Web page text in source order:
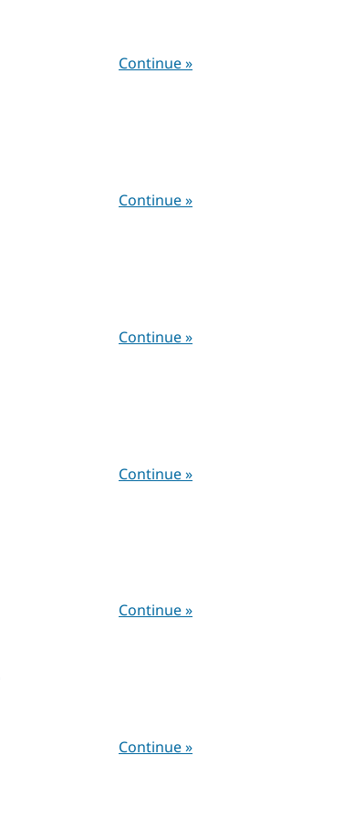
Continue »
Continue »
Continue »
Continue »
Continue »
Continue »